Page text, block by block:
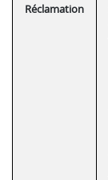
Réclamation